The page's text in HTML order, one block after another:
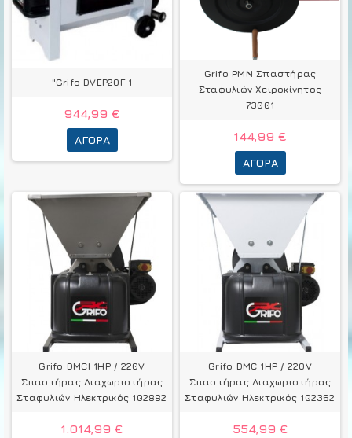
"Grifo DVEP20F 1
944,99 €
ΑΓΟΡΆ
Grifo PMN Σπαστήρας
Σταφυλιών Χειροκίνητος
73001
144,99 €
ΑΓΟΡΆ
Grifo DMCI 1HP / 220V
Σπαστήρας Διαχωριστήρας
Σταφυλιών Ηλεκτρικός 102882
1.014,99 €
Grifo DMC 1HP / 220V
Σπαστήρας Διαχωριστήρας
Σταφυλιών Ηλεκτρικός 102362
554,99 €